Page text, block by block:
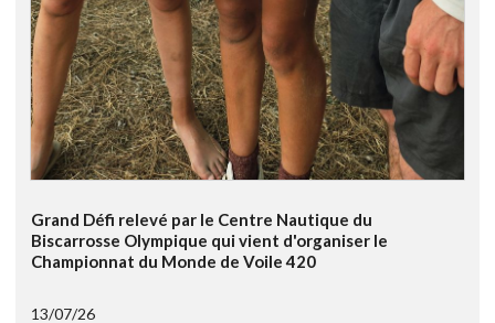
Grand Défi relevé par le Centre Nautique du
Biscarrosse Olympique qui vient d'organiser le
Championnat du Monde de Voile 420
13/07/26